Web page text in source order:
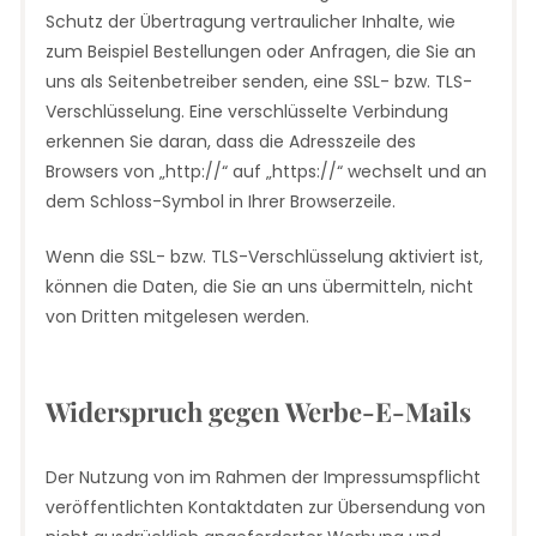
Schutz der Übertragung vertraulicher Inhalte, wie
zum Beispiel Bestellungen oder Anfragen, die Sie an
uns als Seitenbetreiber senden, eine SSL- bzw. TLS-
Verschlüsselung. Eine verschlüsselte Verbindung
erkennen Sie daran, dass die Adresszeile des
Browsers von „http://“ auf „https://“ wechselt und an
dem Schloss-Symbol in Ihrer Browserzeile.
Wenn die SSL- bzw. TLS-Verschlüsselung aktiviert ist,
können die Daten, die Sie an uns übermitteln, nicht
von Dritten mitgelesen werden.
Widerspruch gegen Werbe-E-Mails
Der Nutzung von im Rahmen der Impressumspflicht
veröffentlichten Kontaktdaten zur Übersendung von